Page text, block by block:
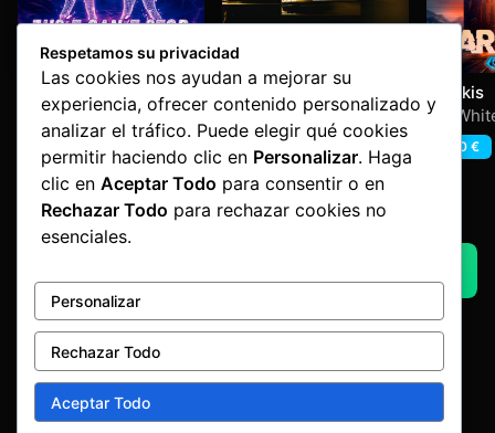
Just Can´t Stop
Ruboy,Xeps
Hard Nation Vol 3 –
Creation
Hard Nation Vol 3
4,20
Arrakis
Mr.
1,60 €
Advertisement by Factoria Makina
Respetamos su privacidad
Las cookies nos ayudan a mejorar su
experiencia, ofrecer contenido personalizado y
analizar el tráfico. Puede elegir qué cookies
permitir haciendo clic en Personalizar. Haga
clic en Aceptar Todo para consentir o en
Rechazar Todo para rechazar cookies no
esenciales.
Personalizar
Rechazar Todo
Aceptar Todo